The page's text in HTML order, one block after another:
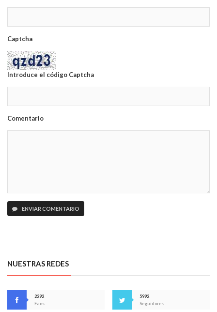
Captcha
Introduce el código Captcha
Comentario
ENVIAR COMENTARIO
NUESTRAS REDES
2292
Fans
5992
Seguidores